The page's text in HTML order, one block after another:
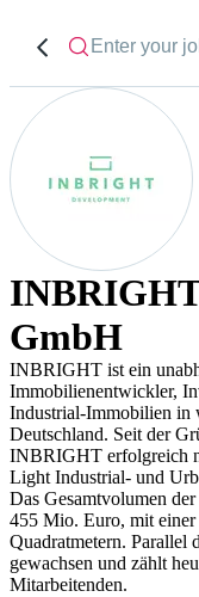
GmbH
INBRIGHT ist ein
Immobilienentwickler,
Industrial-Immobilien in
Deutschland. Seit der
INBRIGHT erfolgreich
Light Industrial- und
Das Gesamtvolumen
455 Mio. Euro, mit
Quadratmetern.
gewachsen und zählt
Mitarbeitenden.